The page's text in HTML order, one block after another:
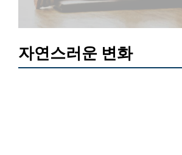
자연스러운 변화